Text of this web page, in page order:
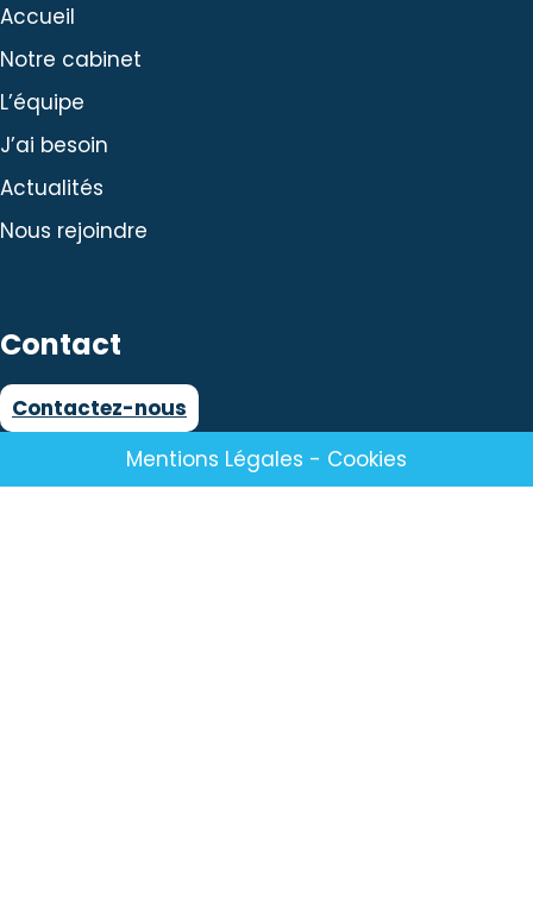
Accueil
Notre cabinet
L’équipe
J’ai besoin
Actualités
Nous rejoindre
Contact
Contactez-nous
Mentions Légales - Cookies